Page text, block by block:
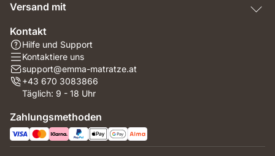
Versand mit
Kontakt
Hilfe und Support
Kontaktiere uns
support@emma-matratze.at
+43 670 3083866
Täglich: 9 - 18 Uhr
Zahlungsmethoden